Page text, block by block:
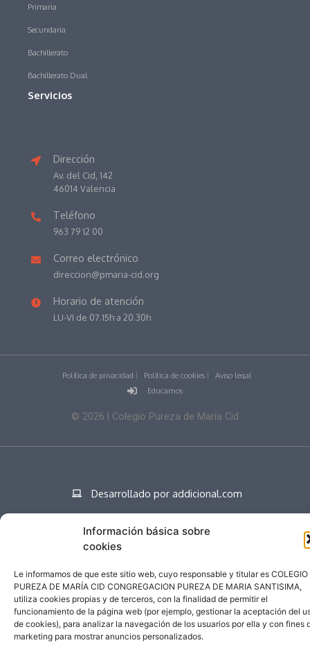
Información básica sobre
cookies
Le informamos de que este sitio web, cuyo responsable y titular es COLEGIO
PUREZA DE MARÍA CID CONGREGACION PUREZA DE MARIA SANTISIMA,
utiliza cookies propias y de terceros, con la finalidad de permitir el
funcionamiento de la página web (por ejemplo, gestionar la aceptación del
de cookies), para analizar la navegación de los usuarios por ella y con fines
marketing para mostrar anuncios personalizados.
Primaria
Secundaria
Bachillerato
Bachillerato Dual
Servicios
Dirección
Av. del Cid, 142
46014 Valencia
Teléfono
963 79 12 00
Correo electrónico
direccion@pmaria-cid.org
Horario de atención
LU-VI de 07.15h a 20.30h
Política de privacidad Política de cookies
Aviso legal
Educamos
© 2026 | Colegio Pureza de María Cid
Desarrollado por addicional.com